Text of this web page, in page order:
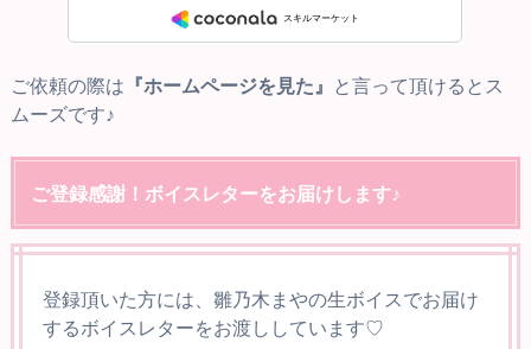
ご依頼の際は 『ホームページを見た』
と言って頂けるとス
ムーズです♪
ご登録感謝！ボイスレターをお届けします♪
登録頂いた方には、雛乃木まやの生ボイスでお届け
するボイスレターをお渡ししています♡